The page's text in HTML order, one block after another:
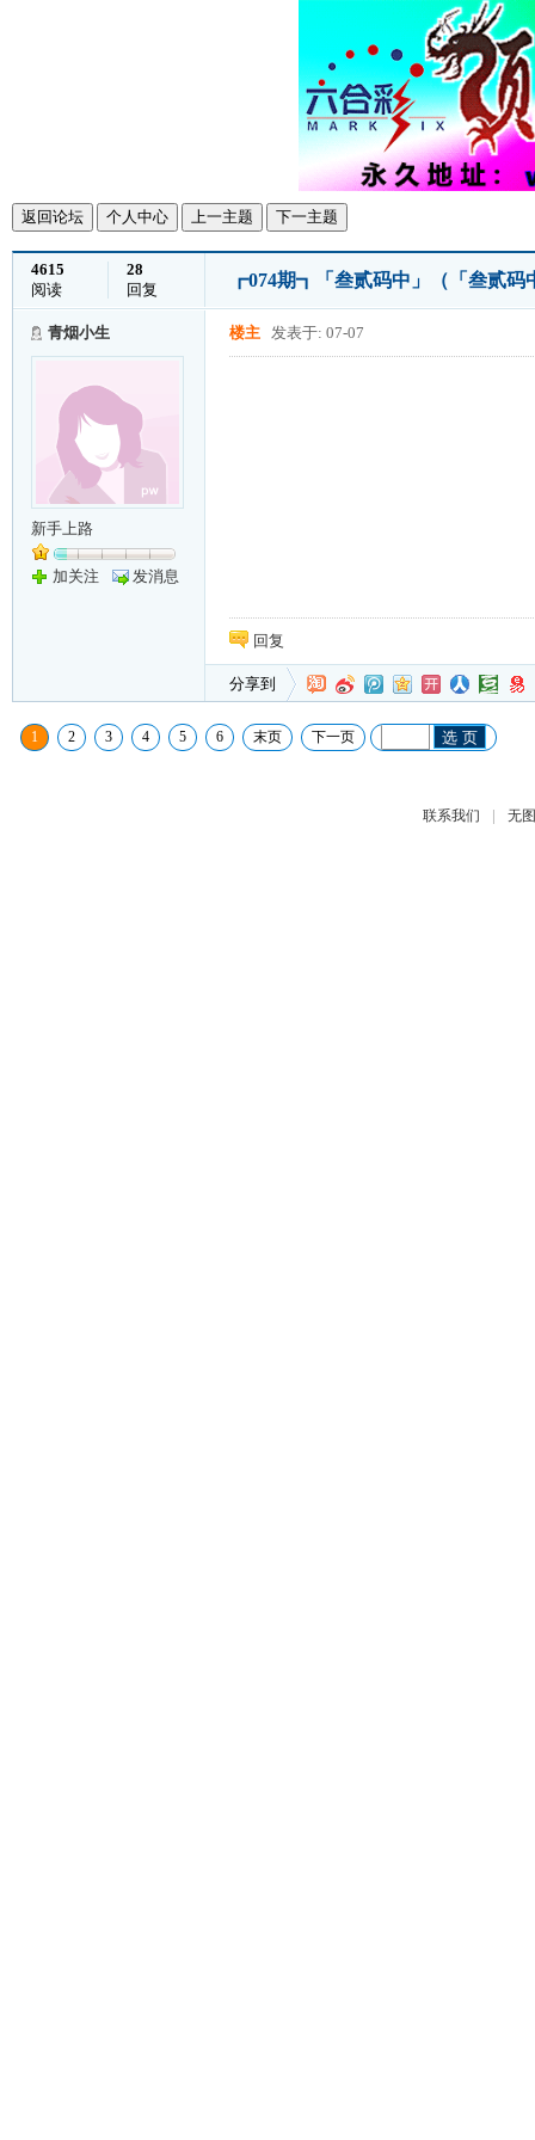
返回论坛 个人中心 上一主题 下一主题
4615
阅读
28
回复
┏074期┓「叁贰码中」（「叁贰码
青烟小生
新手上路
加关注 发消息
楼主 发表于: 07-07
回复
分享到
1 2 3 4 5 6 末页 下一页 选 页
联系我们 | 无